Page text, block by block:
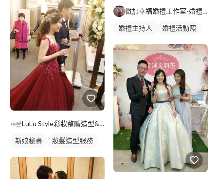
LuLu Style彩妝整體造型&手作花藝設計
新娘秘書 妝髮造型服務
微加幸福婚禮工作室-婚禮主持人JUNGLE
婚禮主持人 婚禮活動照